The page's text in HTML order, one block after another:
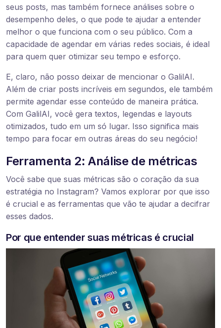
seus posts, mas também fornece análises sobre o
desempenho deles, o que pode te ajudar a entender
melhor o que funciona com o seu público. Com a
capacidade de agendar em várias redes sociais, é ideal
para quem quer otimizar seu tempo e esforço.
E, claro, não posso deixar de mencionar o GalilAI.
Além de criar posts incríveis em segundos, ele também
permite agendar esse conteúdo de maneira prática.
Com GalilAI, você gera textos, legendas e layouts
otimizados, tudo em um só lugar. Isso significa mais
tempo para focar em outras áreas do seu negócio!
Ferramenta 2: Análise de métricas
Você sabe que suas métricas são o coração da sua
estratégia no Instagram? Vamos explorar por que isso
é crucial e as ferramentas que vão te ajudar a decifrar
esses dados.
Por que entender suas métricas é crucial